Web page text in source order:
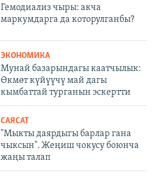
Гемодиализ чыры: акча
маркумдарга да которулганбы?
ЭКОНОМИКА
Мунай базарындагы каатчылык:
Өкмөт күйүүчү май дагы
кымбаттай турганын эскертти
САЯСАТ
"Мыкты даярдыгы барлар гана
чыксын". Жеңиш чокусу боюнча
жаңы талап